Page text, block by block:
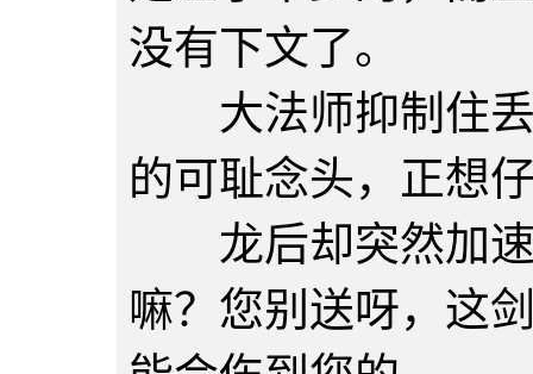
没有下文了。
大法师抑制住丢
的可耻念头，正想
龙后却突然加速
嘛？您别送呀，这